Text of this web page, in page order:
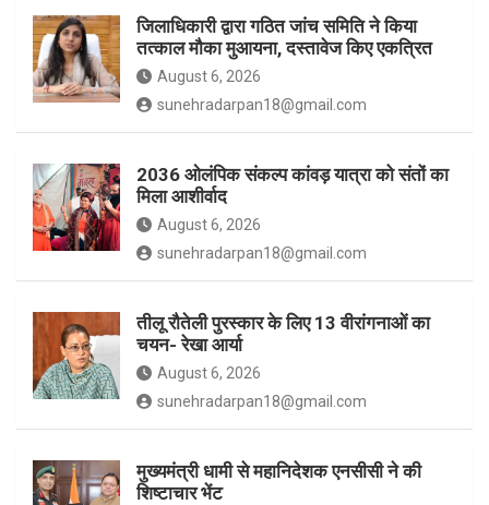
k a
जिलाधिकारी द्वारा गठित जांच समिति ने किया
तत्काल मौका मुआयना, दस्तावेज किए एकत्रित
August 6, 2026
sunehradarpan18@gmail.com
2036 ओलंपिक संकल्प कांवड़ यात्रा को संतों का
मिला आशीर्वाद
August 6, 2026
sunehradarpan18@gmail.com
तीलू रौतेली पुरस्कार के लिए 13 वीरांगनाओं का
चयन- रेखा आर्या
August 6, 2026
sunehradarpan18@gmail.com
मुख्यमंत्री धामी से महानिदेशक एनसीसी ने की
शिष्टाचार भेंट